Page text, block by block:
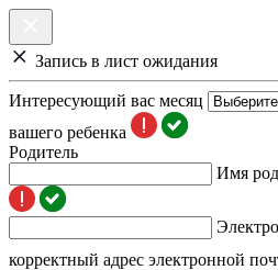
Запись в лист ожидания
Интересующий вас месяц
вашего ребенка
Родитель
Имя
корректный адрес электронной